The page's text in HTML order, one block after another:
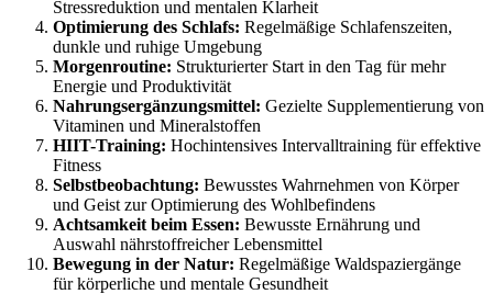
Stressreduktion und mentalen Klarheit
Optimierung des Schlafs: Regelmäßige Schlafenszeiten,
dunkle und ruhige Umgebung
Morgenroutine: Strukturierter Start in den Tag für mehr
Energie und Produktivität
Nahrungsergänzungsmittel: Gezielte Supplementierung von
Vitaminen und Mineralstoffen
HIIT-Training: Hochintensives Intervalltraining für effektive
Fitness
Selbstbeobachtung: Bewusstes Wahrnehmen von Körper
und Geist zur Optimierung des Wohlbefindens
Achtsamkeit beim Essen: Bewusste Ernährung und
Auswahl nährstoffreicher Lebensmittel
Bewegung in der Natur: Regelmäßige Waldspaziergänge
für körperliche und mentale Gesundheit